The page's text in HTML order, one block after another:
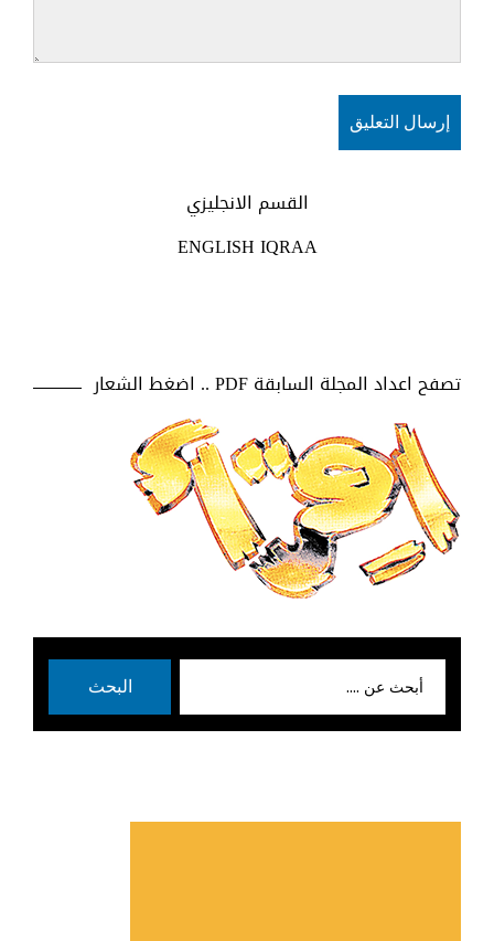
القسم الانجليزي
ENGLISH IQRAA
تصفح اعداد المجلة السابقة PDF .. اضغط الشعار
البحث